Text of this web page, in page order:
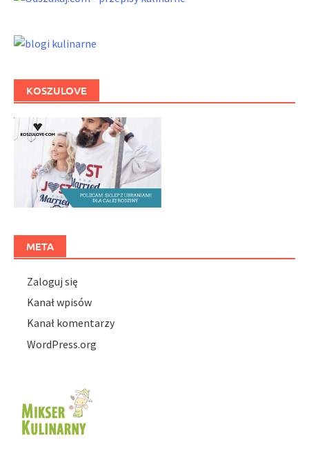
KOSZULOVE
META
Zaloguj się
Kanał wpisów
Kanał komentarzy
WordPress.org